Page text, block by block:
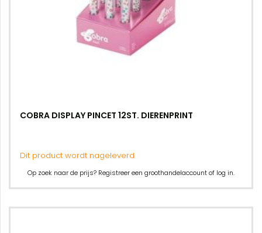
COBRA DISPLAY PINCET 12ST. DIERENPRINT
Dit product wordt nageleverd
Op zoek naar de prijs? Registreer een groothandelaccount of log in.